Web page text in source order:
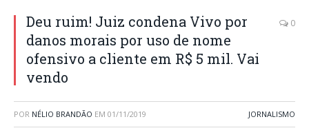
Deu ruim! Juiz condena Vivo por
danos morais por uso de nome
ofensivo a cliente em R$ 5 mil. Vai
vendo
0
POR NÉLIO BRANDÃO EM 01/11/2019 JORNALISMO